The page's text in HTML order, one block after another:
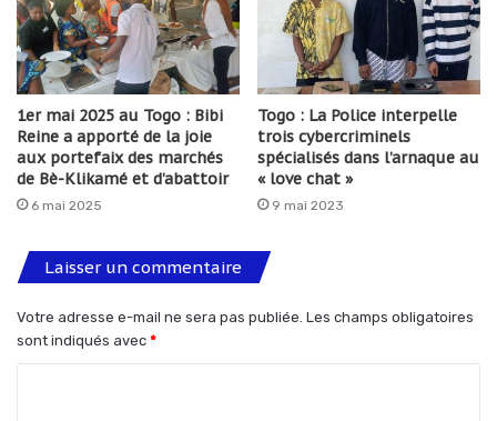
1er mai 2025 au Togo : Bibi
Reine a apporté de la joie
aux portefaix des marchés
de Bè-Klikamé et d’abattoir
6 mai 2025
Togo : La Police interpelle
trois cybercriminels
spécialisés dans l’arnaque au
« love chat »
9 mai 2023
Laisser un commentaire
Votre adresse e-mail ne sera pas publiée. Les champs obligatoires
sont indiqués avec *